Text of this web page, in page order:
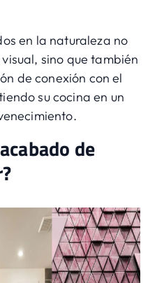
en la naturaleza no
sino que también
de conexión con el
su cocina en un
de